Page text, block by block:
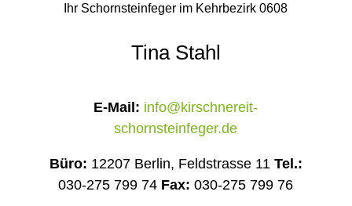
Ihr Schornsteinfeger im Kehrbezirk 0608
Tina Stahl
E-Mail: info@kirschnereit-
schornsteinfeger.de
Büro: 12207 Berlin, Feldstrasse 11 Tel.:
030-275 799 74 Fax: 030-275 799 76